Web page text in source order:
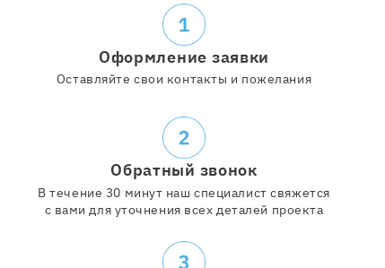
Оформление заявки
Оставляйте свои контакты и пожелания
Обратный звонок
В течение 30 минут наш специалист свяжется
с вами для уточнения всех деталей проекта